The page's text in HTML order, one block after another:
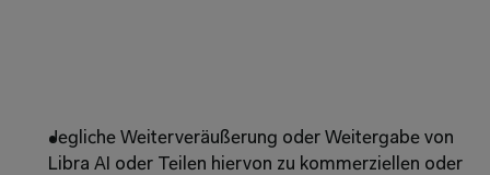
Jegliche Weiterveräußerung oder Weitergabe von
Libra AI oder Teilen hiervon zu kommerziellen oder